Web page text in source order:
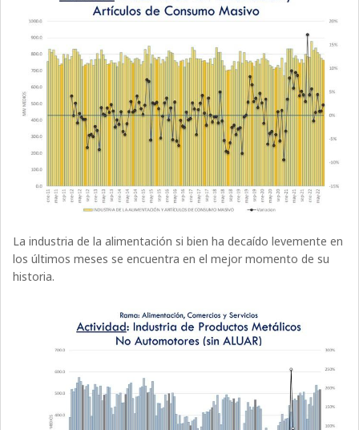
La industria de la alimentación si bien ha decaído levemente en
los últimos meses se encuentra en el mejor momento de su
historia.